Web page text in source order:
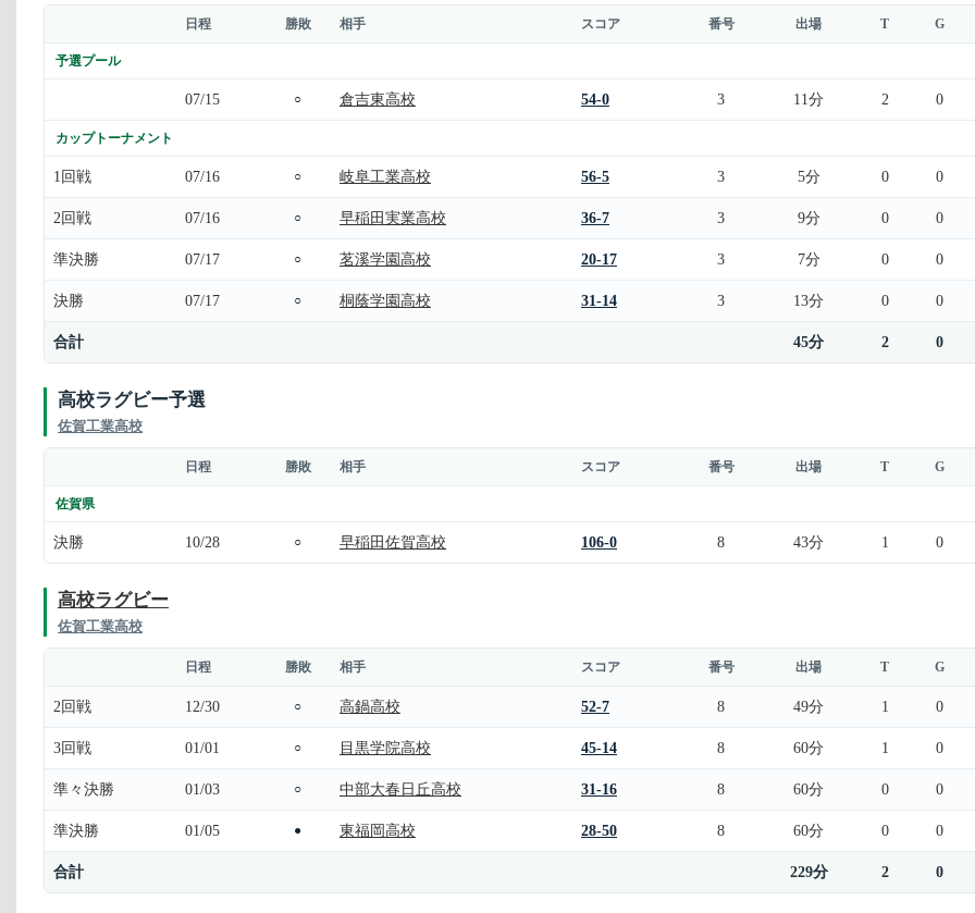
日程 勝敗 相手 スコア 番号 出場 T G
予選プール
07/15 ○ 倉吉東高校 54-0 3 11分 2 0
カップトーナメント
1回戦 07/16 ○ 岐阜工業高校 56-5 3 5分 0 0
2回戦 07/16 ○ 早稲田実業高校 36-7 3 9分 0 0
準決勝 07/17 ○ 茗溪学園高校 20-17 3 7分 0 0
決勝 07/17 ○ 桐蔭学園高校 31-14 3 13分 0 0
合計 45分 2 0
高校ラグビー予選
佐賀工業高校
日程 勝敗 相手 スコア 番号 出場 T G
佐賀県
決勝 10/28 ○ 早稲田佐賀高校 106-0 8 43分 1 0
高校ラグビー
佐賀工業高校
日程 勝敗 相手 スコア 番号 出場 T G
2回戦 12/30 ○ 高鍋高校 52-7 8 49分 1 0
3回戦 01/01 ○ 目黒学院高校 45-14 8 60分 1 0
準々決勝 01/03 ○ 中部大春日丘高校 31-16 8 60分 0 0
準決勝 01/05 ● 東福岡高校 28-50 8 60分 0 0
合計 229分 2 0